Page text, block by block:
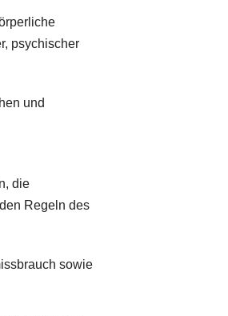
psychischer
und
die
Regeln des
sowie